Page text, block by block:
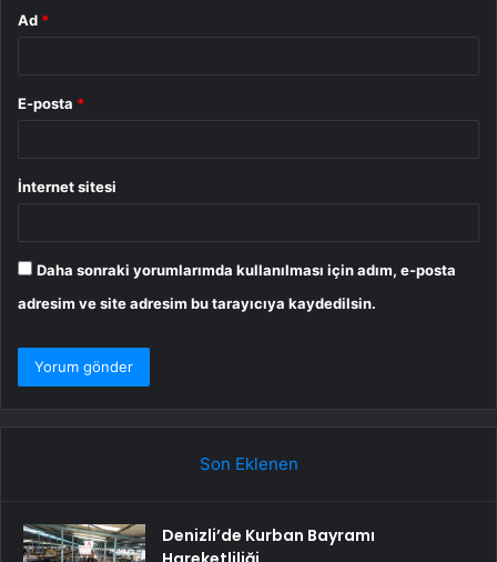
Ad *
E-posta *
İnternet sitesi
Daha sonraki yorumlarımda kullanılması için adım, e-posta
adresim ve site adresim bu tarayıcıya kaydedilsin.
Son Eklenen
Denizli’de Kurban Bayramı